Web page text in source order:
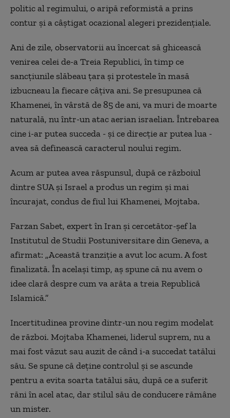
politic al regimului, o aripă reformistă a prins
contur și a câștigat ocazional alegeri prezidențiale.
Ani de zile, observatorii au încercat să ghicească
venirea celei de-a Treia Republici, în timp ce
sancțiunile slăbeau țara și protestele în masă
izbucneau la fiecare câțiva ani. Se presupunea că
Khamenei, în vârstă de 85 de ani, va muri de moarte
naturală, nu într-un atac aerian israelian. Întrebarea
cine i-ar putea succeda - și ce direcție ar putea lua -
avea să definească caracterul noului regim.
Acum ar putea avea răspunsul, după ce războiul
dintre SUA și Israel a produs un regim și mai
încurajat, condus de fiul lui Khamenei, Mojtaba.
Farzan Sabet, expert în Iran și cercetător-șef la
Institutul de Studii Postuniversitare din Geneva, a
afirmat: „Această tranziție a avut loc acum. A fost
finalizată. În același timp, aș spune că nu avem o
idee clară despre cum va arăta a treia Republică
Islamică.”
Incertitudinea provine dintr-un nou regim modelat
de război. Mojtaba Khamenei, liderul suprem, nu a
mai fost văzut sau auzit de când i-a succedat tatălui
său. Se spune că deține controlul și se ascunde
pentru a evita soarta tatălui său, după ce a suferit
răni în acel atac, dar stilul său de conducere rămâne
un mister.